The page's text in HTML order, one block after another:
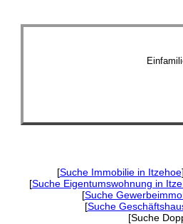
[Suche Immobilie in Itzehoe
[Suche Eigentumswohnung in
[Suche
[Suche
[Suche